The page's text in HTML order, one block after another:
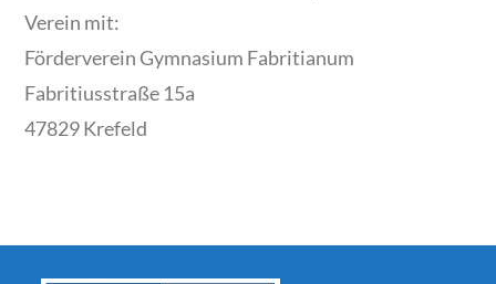
Verein mit:
Förderverein Gymnasium Fabritianum
Fabritiusstraße 15a
47829 Krefeld